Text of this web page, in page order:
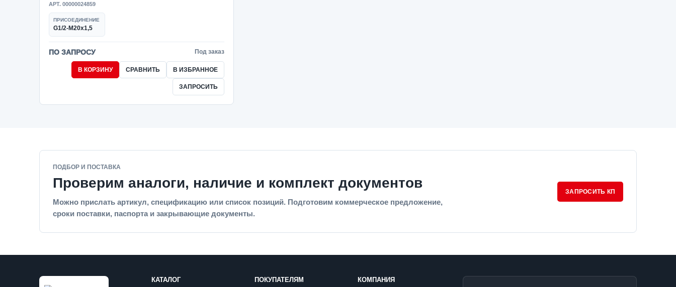
АРТ. 00000024859
ПРИСОЕДИНЕНИЕ
G1/2-M20x1,5
ПО ЗАПРОСУ Под заказ
В КОРЗИНУ СРАВНИТЬ В ИЗБРАННОЕ
ЗАПРОСИТЬ
ПОДБОР И ПОСТАВКА
Проверим аналоги, наличие и комплект документов
Можно прислать артикул, спецификацию или список позиций. Подготовим коммерческое предложение,
сроки поставки, паспорта и закрывающие документы.
ЗАПРОСИТЬ КП
КАТАЛОГ ПОКУПАТЕЛЯМ КОМПАНИЯ